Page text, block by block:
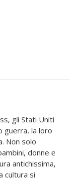
gli Stati Uniti
guerra, la loro
Non solo
donne e
antichissima,
cultura si